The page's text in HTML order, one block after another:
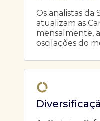
Os analistas da
atualizam as
mensalmente,
oscilações do